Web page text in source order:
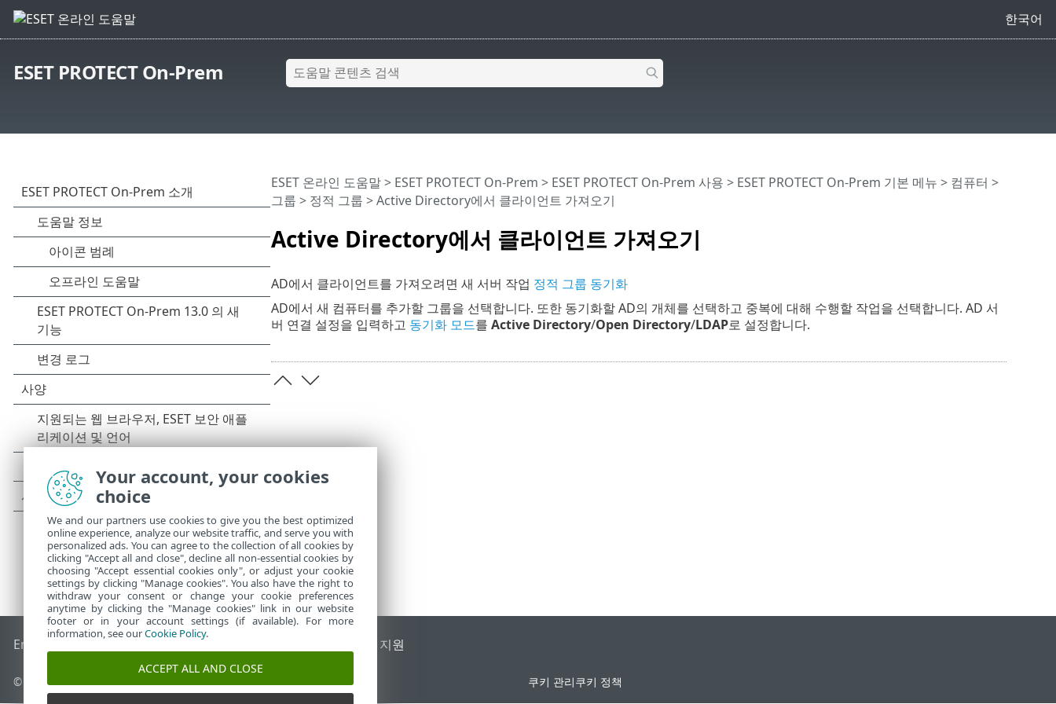
한국어
ESET PROTECT On-Prem
Active Directory에서 클라이언트 가져오기
ESET 온라인 도움말> ESET PROTECT On-Prem > ESET PROTECT On-Prem 사용 > ESET PROTECT On-Prem 기본 메뉴 > 컴퓨터 >
그룹 > 정적 그룹 > Active Directory에서 클라이언트 가져오기
AD에서 클라이언트를 가져오려면 새 서버 작업 정적 그룹 동기화
AD에서 새 컴퓨터를 추가할 그룹을 선택합니다. 또한 동기화할 AD의 개체를 선택하고 중복에 대해 수행할 작업을 선택합니다. AD 서
버 연결 설정을 입력하고 동기화 모드를 Active Directory/Open Directory/LDAP로 설정합니다.
End of Life ESET 지식 베이스 ESET 포럼 국가별 지원
© 1992 - 2026 ESET, spol. s r.o. - All rights reserved. 쿠키 관리쿠키 정책
Your account, your cookies
choice
We and our partners use cookies to give you the best optimized
online experience, analyze our website traffic, and serve you with
personalized ads. You can agree to the collection of all cookies by
clicking "Accept all and close", decline all non-essential cookies by
choosing "Accept essential cookies only", or adjust your cookie
settings by clicking "Manage cookies". You also have the right to
withdraw your consent or change your cookie preferences
anytime by clicking the "Manage cookies" link in our website
footer or in your account settings (if available). For more
information, see ourCookie Policy.
ACCEPT ALL AND CLOSE